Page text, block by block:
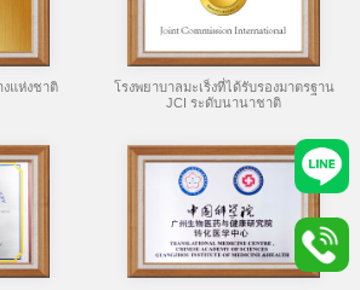
งแห่งชาติ
โรงพยาบาลมะเร็งที่ได้รับรองมาตรฐาน
JCI ระดับนานาชาติ